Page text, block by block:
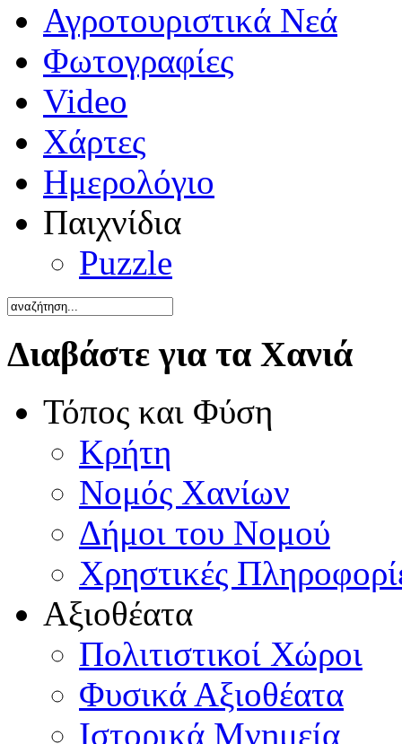
Αγροτουριστικά Νεά
Φωτογραφίες
Video
Χάρτες
Ημερολόγιο
Παιχνίδια
Puzzle
Διαβάστε για τα Χανιά
Τόπος και Φύση
Κρήτη
Νομός Χανίων
Δήμοι του Νομού
Χρηστικές
Αξιοθέατα
Πολιτιστικοί Χώροι
Φυσικά Αξιοθέατα
Ιστορικά Μνημεία